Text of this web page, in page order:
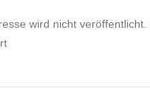
wird nicht veröffentlicht.